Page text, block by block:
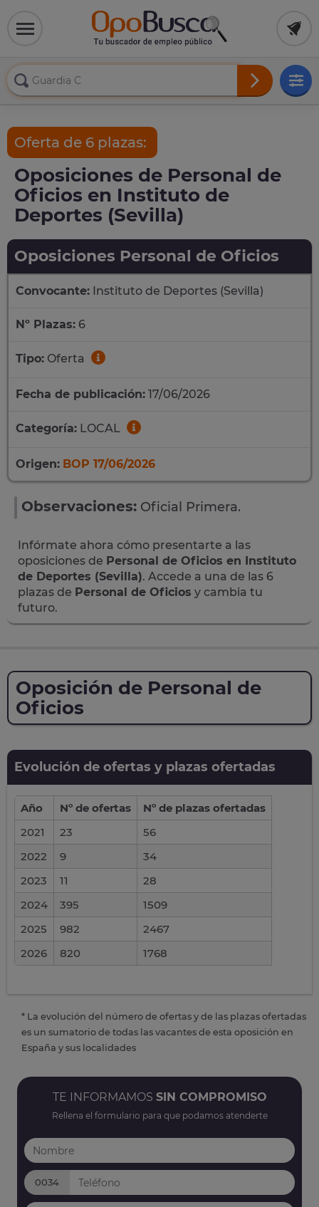
Oferta de 6 plazas:
Oposiciones de Personal de
Oficios en Instituto de
Deportes (Sevilla)
Oposiciones Personal de Oficios
Convocante: Instituto de Deportes (Sevilla)
Nº Plazas: 6
Tipo: Oferta
Fecha de publicación: 17/06/2026
Categoría: LOCAL
Origen: BOP 17/06/2026
Observaciones: Oficial Primera.
Infórmate ahora cómo presentarte a las
oposiciones de Personal de Oficios en Instituto
de Deportes (Sevilla). Accede a una de las 6
plazas de Personal de Oficios y cambia tu
futuro.
Oposición de Personal de
Oficios
Evolución de ofertas y plazas ofertadas
Año Nº de ofertas
Nº de plazas ofertadas
2021
23
56
2022
9
34
2023
11
28
2024
395
1509
2025
982
2467
2026
820 1768
* La evolución del número de ofertas y de las plazas ofertadas
es un sumatorio de todas las vacantes de esta oposición en
España y sus localidades
TE INFORMAMOS SIN COMPROMISO
Rellena el formulario para que podamos atenderte
0034